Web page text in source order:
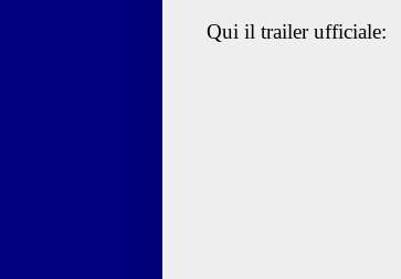
Qui il trailer ufficiale: